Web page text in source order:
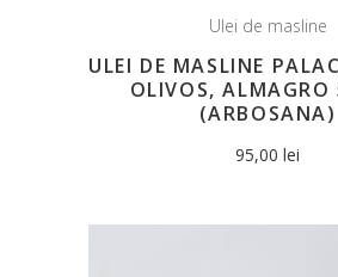
Ulei de masline
ULEI DE MASLINE
OLIVOS, ALMAGRO
(ARBOSANA)
95,00 lei